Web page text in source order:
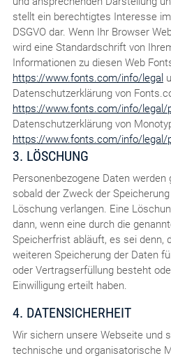
stellt ein berechtigtes Interesse
DSGVO dar. Wenn Ihr Browser
wird eine Standardschrift von
Informationen zu diesen Web
https://www.fonts.com/info/legal
Datenschutzerklärung von
https://www.fonts.com/info/legal/
Datenschutzerklärung von
https://www.fonts.com/info/legal/
3. LÖSCHUNG
Personenbezogene Daten
sobald der Zweck der
Löschung verlangen. Eine
dann, wenn eine durch die
Speicherfrist abläuft, es sei denn,
weiteren Speicherung der Daten
oder Vertragserfüllung besteht
Einwilligung erteilt haben.
4. DATENSICHERHEIT
Wir sichern unsere Webseite und
technische und organisatorische